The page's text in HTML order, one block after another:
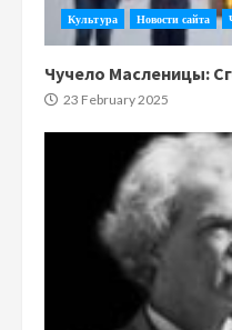
Культура Новости сайта
Чучело Масленицы:
23 February 2025